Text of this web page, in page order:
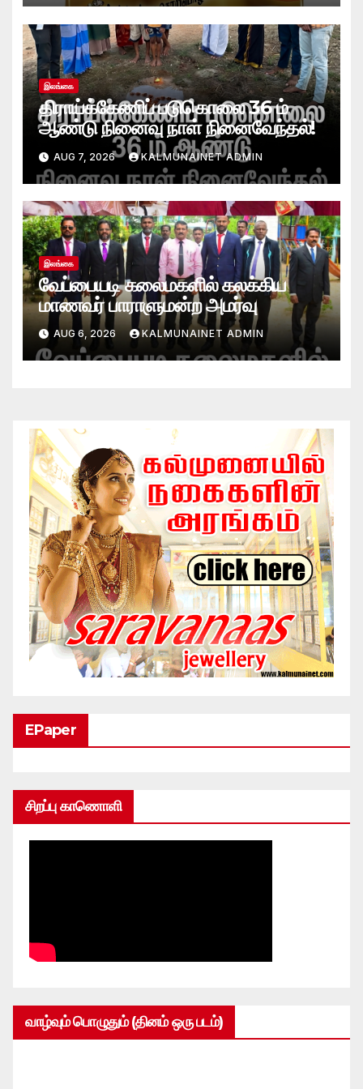
இலங்கை
திராய்க்கேணிப் படுகொலை 36 ம்
ஆண்டு நினைவு நாள் நினைவேந்தல்!
AUG 7, 2026 KALMUNAINET ADMIN
இலங்கை
வேப்பையடி கலைமகளில் கலக்கிய
மாணவர் பாராளுமன்ற அமர்வு
AUG 6, 2026 KALMUNAINET ADMIN
EPaper
சிறப்பு காணொளி
வாழ்வும் பொழுதும் (தினம் ஒரு படம்)